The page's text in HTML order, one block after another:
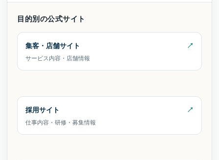
目的別の公式サイト
集客・店舗サイト
サービス内容・店舗情報
採用サイト
仕事内容・研修・募集情報